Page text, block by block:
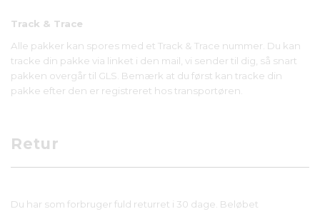
Track & Trace
Alle pakker kan spores med et Track & Trace nummer. Du kan
tracke din pakke via linket i den mail, vi sender til dig, så snart
pakken overgår til GLS. Bemærk at du først kan tracke din
pakke efter den er registreret hos transportøren.
Retur
Du har som forbruger fuld returret i 30 dage. Beløbet